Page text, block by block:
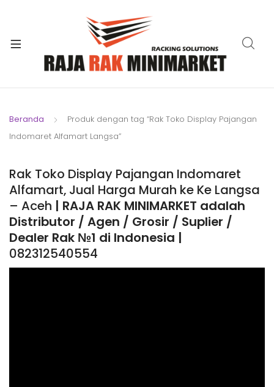
Beranda
Produk dengan tag “Rak Toko Display Pajangan
Indomaret Alfamart Langsa”
Rak Toko Display Pajangan Indomaret
Alfamart, Jual Harga Murah ke Ke Langsa
– Aceh | RAJA RAK MINIMARKET adalah
Distributor / Agen / Grosir / Suplier /
Dealer Rak №1 di Indonesia |
082312540554